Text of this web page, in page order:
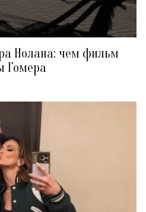
Нолана: чем фильм
Гомера